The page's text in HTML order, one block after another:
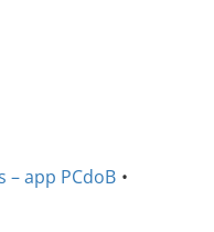
– app PCdoB